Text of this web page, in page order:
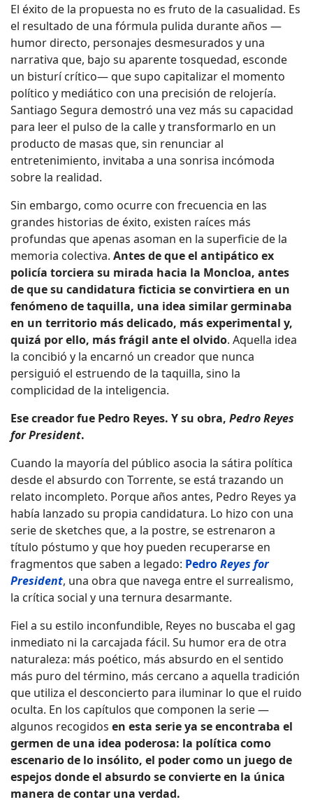
El éxito de la propuesta no es fruto de la casualidad. Es
el resultado de una fórmula pulida durante años —
humor directo, personajes desmesurados y una
narrativa que, bajo su aparente tosquedad, esconde
un bisturí crítico— que supo capitalizar el momento
político y mediático con una precisión de relojería.
Santiago Segura demostró una vez más su capacidad
para leer el pulso de la calle y transformarlo en un
producto de masas que, sin renunciar al
entretenimiento, invitaba a una sonrisa incómoda
sobre la realidad.
Sin embargo, como ocurre con frecuencia en las
grandes historias de éxito, existen raíces más
profundas que apenas asoman en la superficie de la
memoria colectiva. Antes de que el antipático ex
policía torciera su mirada hacia la Moncloa, antes
de que su candidatura ficticia se convirtiera en un
fenómeno de taquilla, una idea similar germinaba
en un territorio más delicado, más experimental y,
quizá por ello, más frágil ante el olvido. Aquella idea
la concibió y la encarnó un creador que nunca
persiguió el estruendo de la taquilla, sino la
complicidad de la inteligencia.
Ese creador fue Pedro Reyes. Y su obra, Pedro Reyes
for President.
Cuando la mayoría del público asocia la sátira política
desde el absurdo con Torrente, se está trazando un
relato incompleto. Porque años antes, Pedro Reyes ya
había lanzado su propia candidatura. Lo hizo con una
serie de sketches que, a la postre, se estrenaron a
título póstumo y que hoy pueden recuperarse en
fragmentos que saben a legado: PedroReyes for
President, una obra que navega entre el surrealismo,
la crítica social y una ternura desarmante.
Fiel a su estilo inconfundible, Reyes no buscaba el gag
inmediato ni la carcajada fácil. Su humor era de otra
naturaleza: más poético, más absurdo en el sentido
más puro del término, más cercano a aquella tradición
que utiliza el desconcierto para iluminar lo que el ruido
oculta. En los capítulos que componen la serie —
algunos recogidos en esta serie ya se encontraba el
germen de una idea poderosa: la política como
escenario de lo insólito, el poder como un juego de
espejos donde el absurdo se convierte en la única
manera de contar una verdad.